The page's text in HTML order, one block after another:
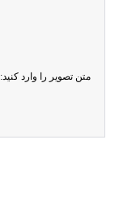
متن تصویر را وارد کنید: